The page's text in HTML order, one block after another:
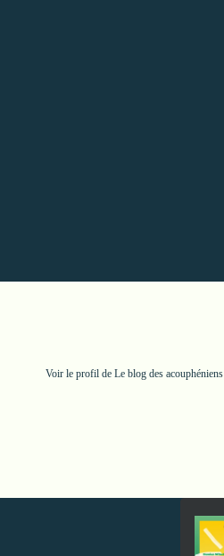
Voir le profil de Le blog des acouphéniens